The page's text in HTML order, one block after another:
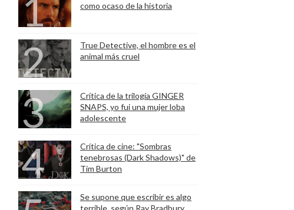
como ocaso de la historia
True Detective, el hombre es el
animal más cruel
Crítica de la trilogía GINGER
SNAPS, yo fui una mujer loba
adolescente
Crítica de cine: "Sombras
tenebrosas (Dark Shadows)" de
Tim Burton
Se supone que escribir es algo
terrible, según Ray Bradbury